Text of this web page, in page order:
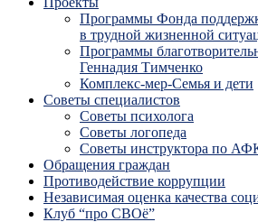
Программы Фонда
в трудной жизненной
Программы
Геннадия Тимченко
Комплекс-мер-Семья и дети
Советы специалистов
Советы психолога
Советы логопеда
Советы инструктора по
Обращения граждан
Противодействие коррупции
Независимая оценка качества
Клуб “про СВОё”